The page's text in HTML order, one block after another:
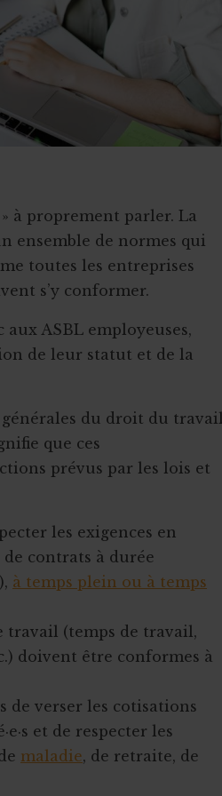
» à proprement parler. La
ensemble de normes qui
toutes les entreprises
s’y conformer.
aux ASBL employeuses,
de leur statut et de la
générales du droit du travail
que ces
prévus par les lois et
les exigences en
de contrats à durée
à temps plein ou à temps
travail (temps de travail,
doivent être conformes à
de verser les cotisations
et de respecter les
maladie, de retraite, de